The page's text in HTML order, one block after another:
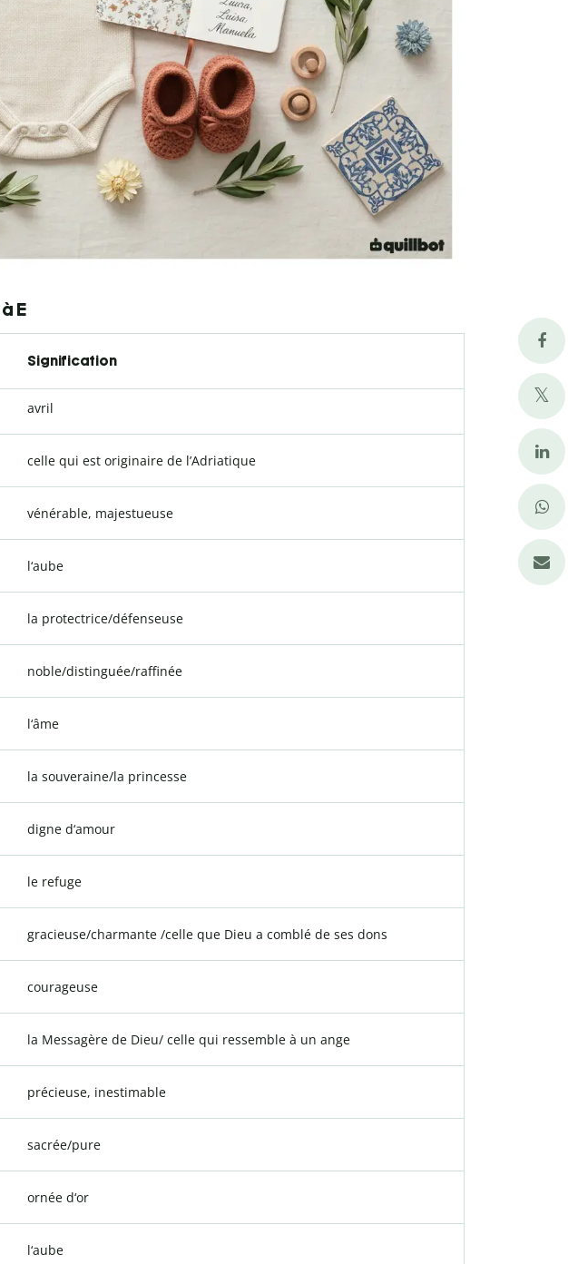
E
Signification
avril
celle qui est originaire de l’Adriatique
vénérable, majestueuse
l‘aube
la protectrice/défenseuse
noble/distinguée/raffinée
l‘âme
la souveraine/la princesse
digne d‘amour
le refuge
gracieuse/charmante /celle que Dieu a comblé de ses dons
courageuse
la Messagère de Dieu/ celle qui ressemble à un ange
précieuse, inestimable
sacrée/pure
ornée d‘or
l‘aube